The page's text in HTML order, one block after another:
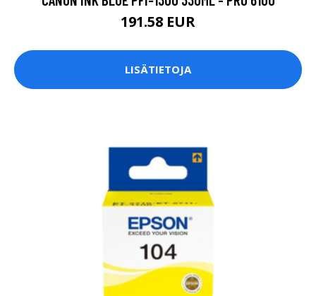
191.58 EUR
LISÄTIETOJA